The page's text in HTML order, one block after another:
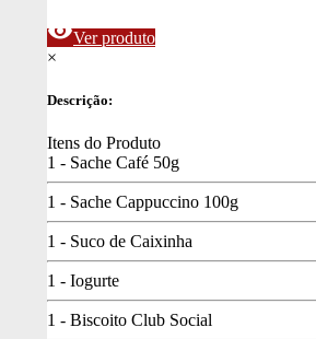
visibilityVer produto
×
Descrição:
Itens do Produto
1 - Sache Café 50g
1 - Sache Cappuccino 100g
1 - Suco de Caixinha
1 - Iogurte
1 - Biscoito Club Social